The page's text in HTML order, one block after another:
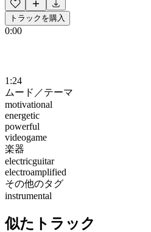
トラックを購入
0:00
1:24
ムード／テーマ
motivational
energetic
powerful
videogame
楽器
electricguitar
electroamplified
その他のタグ
instrumental
似たトラック